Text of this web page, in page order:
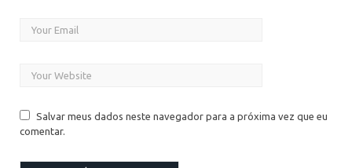
Salvar meus dados neste navegador para a próxima vez que eu
comentar.